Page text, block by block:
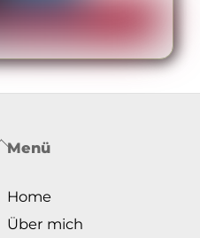
Back
Top
Menü
Home
Über mich